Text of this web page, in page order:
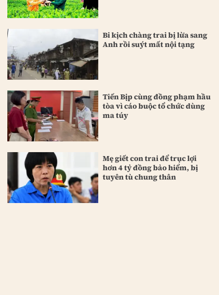
Bi kịch chàng trai bị lừa sang
Anh rồi suýt mất nội tạng
Tiến Bịp cùng đồng phạm hầu
tòa vì cáo buộc tổ chức dùng
ma túy
Mẹ giết con trai để trục lợi
hơn 4 tỷ đồng bảo hiểm, bị
tuyên tù chung thân